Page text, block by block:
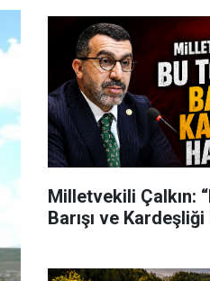
Milletvekili Çalkın:
Barışı ve